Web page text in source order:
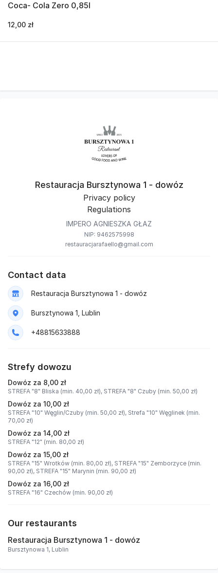
Coca- Cola Zero 0,85l
12,00 zł
Restauracja Bursztynowa 1 - dowóz
Privacy policy
Regulations
IMPERO AGNIESZKA GŁAZ
NIP: 9462575998
restauracjarafaello@gmail.com
Contact data
Restauracja Bursztynowa 1 - dowóz
Bursztynowa 1, Lublin
+48815633888
Strefy dowozu
Dowóz za 8,00 zł
STREFA "8" Bliska (min. 40,00 zł), STREFA "8" Czuby (min. 50,00 zł)
Dowóz za 10,00 zł
STREFA "10" Węglin/Czuby (min. 50,00 zł), Strefa "10" Węglinek (min.
70,00 zł)
Dowóz za 14,00 zł
STREFA "12" (min. 80,00 zł)
Dowóz za 15,00 zł
STREFA "15" Wrotków (min. 80,00 zł), STREFA "15" Zemborzyce (min.
90,00 zł), STREFA "15" Marynin (min. 90,00 zł)
Dowóz za 16,00 zł
STREFA "16" Czechów (min. 90,00 zł)
Our restaurants
Restauracja Bursztynowa 1 - dowóz
Bursztynowa 1, Lublin